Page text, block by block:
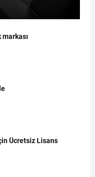
markası
Ücretsiz Lisans